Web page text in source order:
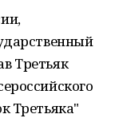
Третьяк
Третьяка"